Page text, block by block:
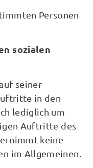
Personen
sozialen
seiner
in den
lediglich um
Auftritte des
keine
im Allgemeinen.